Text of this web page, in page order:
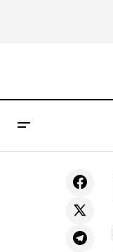
quieres